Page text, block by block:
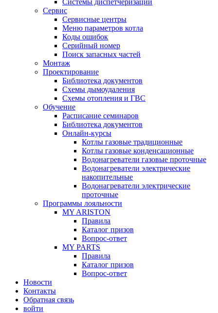
Системы диспетчеризации
Сервис
Сервисные центры
Меню параметров котла
Коды ошибок
Серийный номер
Поиск запасных частей
Монтаж
Проектирование
Библиотека документов
Схемы дымоудаления
Схемы отопления и ГВС
Обучение
Расписание семинаров
Библиотека документов
Онлайн-курсы
Котлы газовые традиционные
Котлы газовые конденсационные
Водонагреватели газовые проточные
Водонагреватели электрические
накопительные
Водонагреватели электрические
проточные
Программы лояльности
MY ARISTON
Правила
Каталог призов
Вопрос-ответ
MY PARTS
Правила
Каталог призов
Вопрос-ответ
Новости
Контакты
Обратная связь
войти